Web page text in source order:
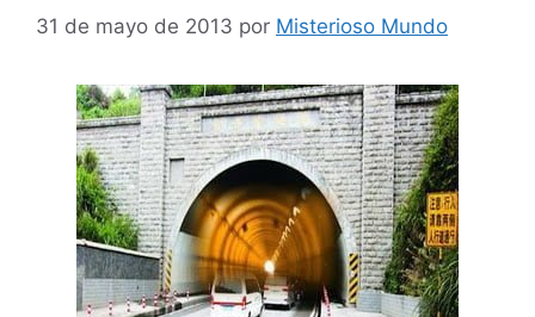
31 de mayo de 2013 por Misterioso Mundo